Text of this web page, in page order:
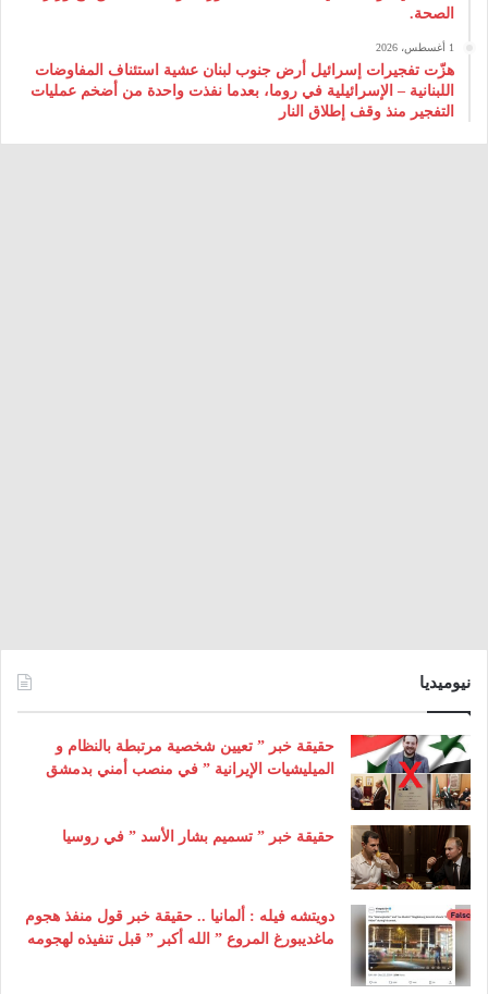
الصحة.
1 أغسطس، 2026
هزّت تفجيرات إسرائيل أرض جنوب لبنان عشية استئناف المفاوضات
اللبنانية – الإسرائيلية في روما، بعدما نفذت واحدة من أضخم عمليات
التفجير منذ وقف إطلاق النار
نيوميديا
حقيقة خبر ” تعيين شخصية مرتبطة بالنظام و
الميليشيات الإيرانية ” في منصب أمني بدمشق
حقيقة خبر ” تسميم بشار الأسد ” في روسيا
دويتشه فيله : ألمانيا .. حقيقة خبر قول منفذ هجوم
ماغديبورغ المروع ” الله أكبر ” قبل تنفيذه لهجومه